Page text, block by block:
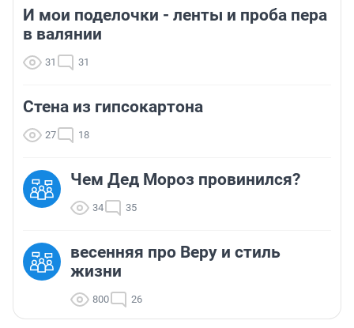
И мои поделочки - ленты и проба пера
в валянии
31 31
Стена из гипсокартона
27 18
Чем Дед Мороз провинился?
34 35
весенняя про Веру и стиль
жизни
800 26